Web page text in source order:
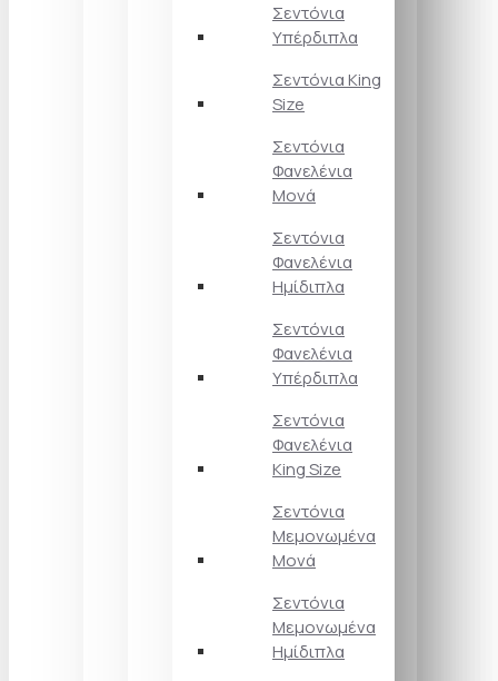
Σεντόνια
Υπέρδιπλα
Σεντόνια King
Size
Σεντόνια
Φανελένια
Μονά
Σεντόνια
Φανελένια
Ημίδιπλα
Σεντόνια
Φανελένια
Υπέρδιπλα
Σεντόνια
Φανελένια
King Size
Σεντόνια
Μεμονωμένα
Μονά
Σεντόνια
Μεμονωμένα
Ημίδιπλα